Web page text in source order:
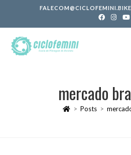
FALECOM@CICLOFEMINI.BIKE
mercado
> Posts >